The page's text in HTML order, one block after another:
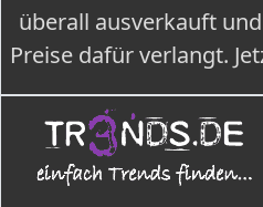
überall ausverkauft
Preise dafür verlangt.